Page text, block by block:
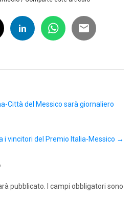
Città del Messico sarà giornaliero
i vincitori del Premio Italia-Messico →
pubblicato.
I campi obbligatori sono